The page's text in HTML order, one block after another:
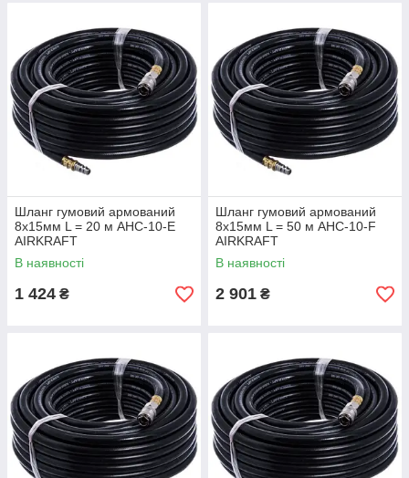
Шланг гумовий армований
8x15мм L = 20 м AHC-10-E
AIRKRAFT
В наявності
1 424 ₴
Шланг гумовий армований
8x15мм L = 50 м AHC-10-F
AIRKRAFT
В наявності
2 901 ₴